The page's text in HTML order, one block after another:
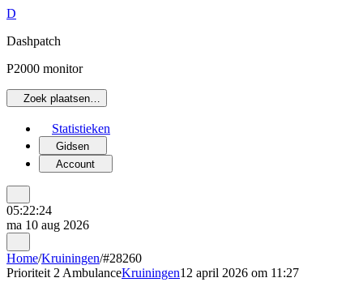
D
Dashpatch
P2000 monitor
Zoek plaatsen…
Statistieken
Gidsen
Account
05:22:24
ma 10 aug 2026
Home/Kruiningen/#28260
Prioriteit 2 AmbulanceKruiningen12 april 2026 om 11:27